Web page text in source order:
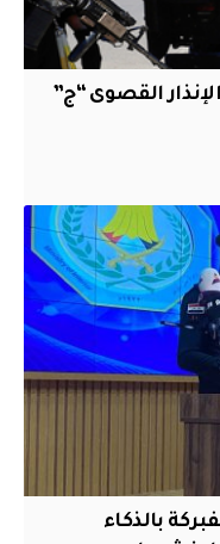
القصوى “ج”
بالذكاء